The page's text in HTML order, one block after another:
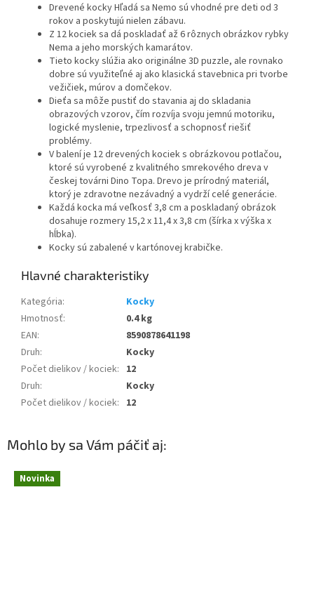
Drevené kocky Hľadá sa Nemo sú vhodné pre deti od 3
rokov a poskytujú nielen zábavu.
Z 12 kociek sa dá poskladať až 6 rôznych obrázkov rybky
Nema a jeho morských kamarátov.
Tieto kocky slúžia ako originálne 3D puzzle, ale rovnako
dobre sú využiteľné aj ako klasická stavebnica pri tvorbe
vežičiek, múrov a domčekov.
Dieťa sa môže pustiť do stavania aj do skladania
obrazových vzorov, čím rozvíja svoju jemnú motoriku,
logické myslenie, trpezlivosť a schopnosť riešiť
problémy.
V balení je 12 drevených kociek s obrázkovou potlačou,
ktoré sú vyrobené z kvalitného smrekového dreva v
českej továrni Dino Topa. Drevo je prírodný materiál,
ktorý je zdravotne nezávadný a vydrží celé generácie.
Každá kocka má veľkosť 3,8 cm a poskladaný obrázok
dosahuje rozmery 15,2 x 11,4 x 3,8 cm (šírka x výška x
hĺbka).
Kocky sú zabalené v kartónovej krabičke.
Kategória:
Kocky
Hmotnosť:
0.4 kg
EAN:
8590878641198
Druh:
Kocky
Počet dielikov / kociek: 12
Druh:
Kocky
Počet dielikov / kociek: 12
Mohlo by sa Vám páčiť aj:
Novinka